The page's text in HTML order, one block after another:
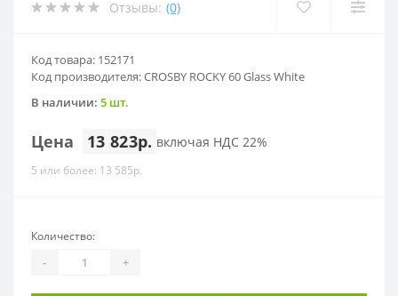
Отзывы: (0)
Код товара: 152171
Код производителя: CROSBY ROCKY 60 Glass White
В наличии: 5 шт.
Цена 13 823р. включая НДС 22%
5 или более: 13 585р.
Количество:
- +